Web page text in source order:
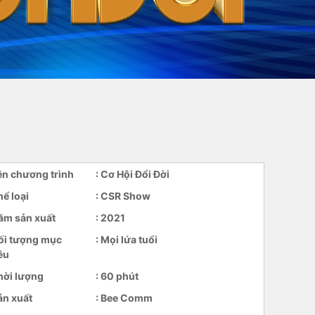
chương trình
: Cơ Hội Đổi Đời
loại
: CSR Show
sản xuất
: 2021
tượng mục
: Mọi lứa tuổi
lượng
: 60 phút
xuất
: Bee Comm